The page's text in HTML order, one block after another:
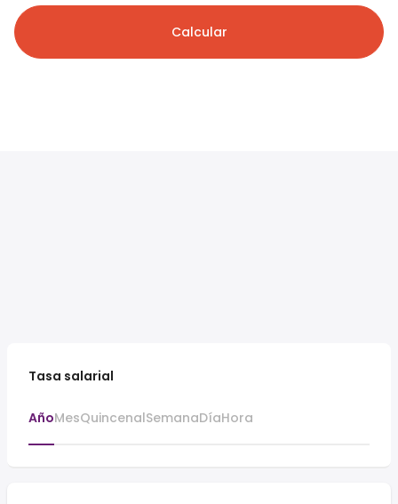
Calcular
Tasa salarial
AñoMesQuincenalSemanaDíaHora